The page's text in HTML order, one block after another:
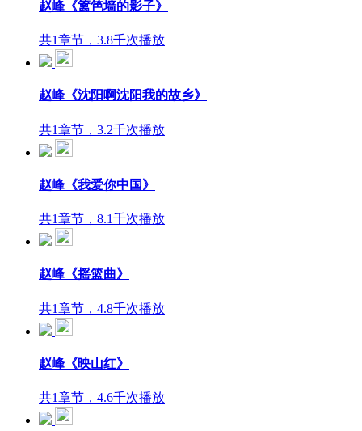
赵峰《篱笆墙的影子》
共1章节，3.8千次播放
赵峰《沈阳啊沈阳我的故乡》
共1章节，3.2千次播放
赵峰《我爱你中国》
共1章节，8.1千次播放
赵峰《摇篮曲》
共1章节，4.8千次播放
赵峰《映山红》
共1章节，4.6千次播放